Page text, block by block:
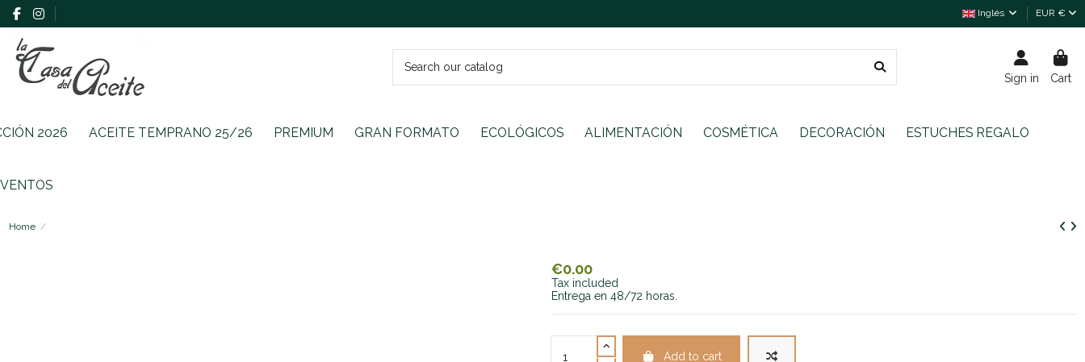
Inglés EUR €
Sign in Cart
2026 ACEITE TEMPRANO 25/26 PREMIUM GRAN FORMATO ECOLÓGICOS ALIMENTACIÓN COSMÉTICA DECORACIÓN ESTUCHES REGALO
Home
€0.00
Tax included
Entrega en 48/72 horas.
Add to cart